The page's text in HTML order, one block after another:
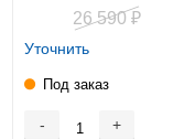
26 590 ₽
Уточнить
Под заказ
- +